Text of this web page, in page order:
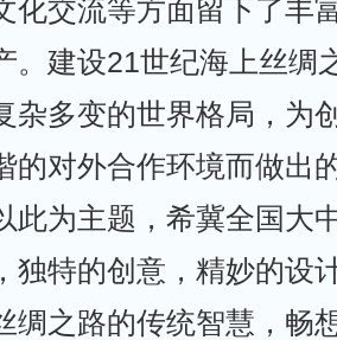
化交流等方面留下了丰
。建设21世纪海上丝绸
杂多变的世界格局，为
的对外合作环境而做出
此为主题，希冀全国大
独特的创意，精妙的设
绸之路的传统智慧，畅